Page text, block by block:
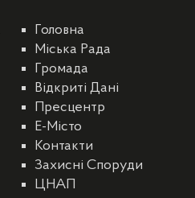
Головна
Міська Рада
Громада
Відкриті Дані
Пресцентр
E-Місто
Контакти
Захисні Споруди
ЦНАП